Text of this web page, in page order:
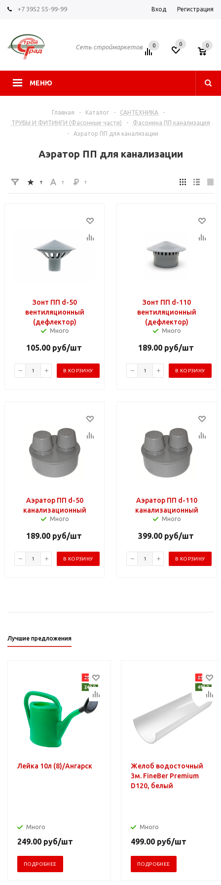
+7 3952 55-99-99 Вход Регистрация
Сеть строймаркетов
МЕНЮ
0 0 0
Главная - Каталог - САНТЕХНИКА
-
ТРУБЫ И ФИТИНГИ (Фасонные части)
-
Фасонина ПП канализация
-
Аэратор ПП для канализации
Аэратор ПП для канализации
Зонт ПП d-50
вентиляционный
(дефлектор)
Много
105.00руб/шт
В КОРЗИНУ
Зонт ПП d-110
вентиляционный
(дефлектор)
Много
189.00руб/шт
В КОРЗИНУ
Аэратор ПП d-50
канализационный
Много
189.00руб/шт
В КОРЗИНУ
Аэратор ПП d-110
канализационный
Много
399.00руб/шт
В КОРЗИНУ
Лучшие предложения
Лейка 10л (8)/Ангарск
Много
249.00 руб/шт
ПОДРОБНЕЕ
Желоб водосточный
3м. FineBer Premium
D120, белый
Много
499.00 руб/шт
ПОДРОБНЕЕ